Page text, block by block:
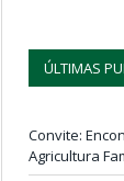
ÚLTIMAS
Convite:
Agricultura